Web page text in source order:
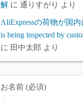
解 に 通りすがり より
AliExpressの荷物が国
is being inspected by
に 田中太郎 より
お名前 (必須)